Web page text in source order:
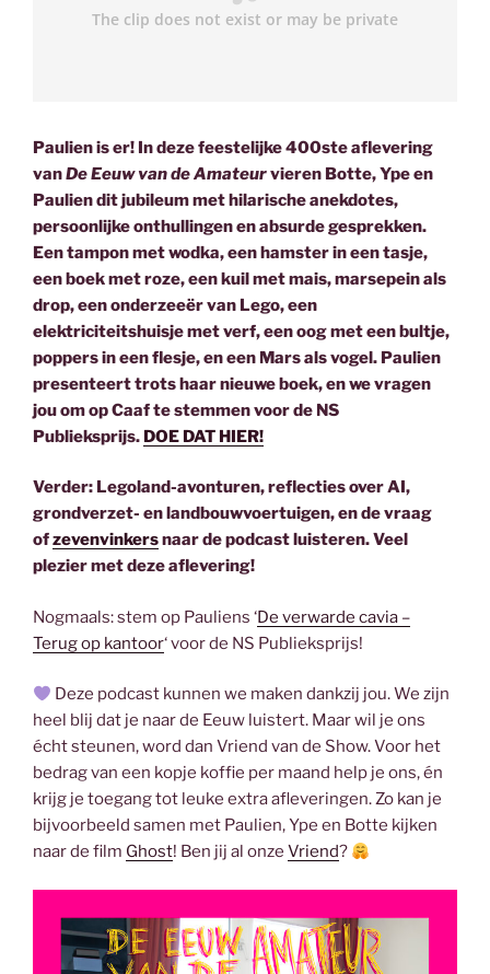
Paulien is er! In deze feestelijke 400ste aflevering
vanDe Eeuw van de Amateurvieren Botte, Ype en
Paulien dit jubileum met hilarische anekdotes,
persoonlijke onthullingen en absurde gesprekken.
Een tampon met wodka, een hamster in een tasje,
een boek met roze, een kuil met mais, marsepein als
drop, een onderzeeër van Lego, een
elektriciteitshuisje met verf, een oog met een bultje,
poppers in een flesje, en een Mars als vogel. Paulien
presenteert trots haar nieuwe boek, en we vragen
jou om op Caaf te stemmen voor de NS
Publieksprijs. DOE DAT HIER!
Verder: Legoland-avonturen, reflecties over AI,
grondverzet- en landbouwvoertuigen, en de vraag
ofzevenvinkersnaar de podcast luisteren. Veel
plezier met deze aflevering!
Nogmaals: stem op Pauliens ‘De verwarde cavia –
Terug op kantoor‘ voor de NS Publieksprijs!
Deze podcast kunnen we maken dankzij jou. We zijn
heel blij dat je naar de Eeuw luistert. Maar wil je ons
écht steunen, word dan Vriend van de Show. Voor het
bedrag van een kopje koffie per maand help je ons, én
krijg je toegang tot leuke extra afleveringen. Zo kan je
bijvoorbeeld samen met Paulien, Ype en Botte kijken
naar de film Ghost! Ben jij al onze Vriend?